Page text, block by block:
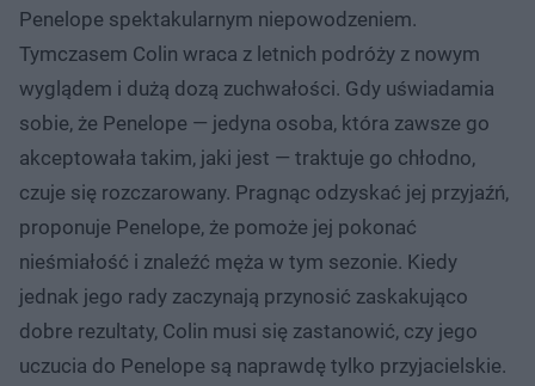
Penelope spektakularnym niepowodzeniem.
Tymczasem Colin wraca z letnich podróży z nowym
wyglądem i dużą dozą zuchwałości. Gdy uświadamia
sobie, że Penelope — jedyna osoba, która zawsze go
akceptowała takim, jaki jest — traktuje go chłodno,
czuje się rozczarowany. Pragnąc odzyskać jej przyjaźń,
proponuje Penelope, że pomoże jej pokonać
nieśmiałość i znaleźć męża w tym sezonie. Kiedy
jednak jego rady zaczynają przynosić zaskakująco
dobre rezultaty, Colin musi się zastanowić, czy jego
uczucia do Penelope są naprawdę tylko przyjacielskie.